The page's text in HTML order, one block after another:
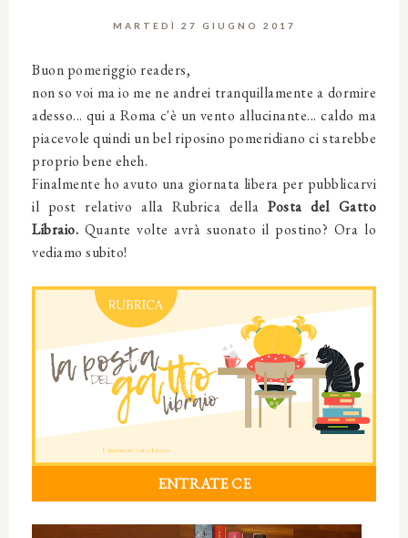
MARTEDÌ 27 GIUGNO 2017
Buon pomeriggio readers,
non so voi ma io me ne andrei tranquillamente a dormire
adesso... qui a Roma c'è un vento allucinante... caldo ma
piacevole quindi un bel riposino pomeridiano ci starebbe
proprio bene eheh.
Finalmente ho avuto una giornata libera per pubblicarvi
il post relativo alla Rubrica dellaPosta del Gatto
Libraio. Quante volte avrà suonato il postino? Ora lo
vediamo subito!
ENTRATE CE